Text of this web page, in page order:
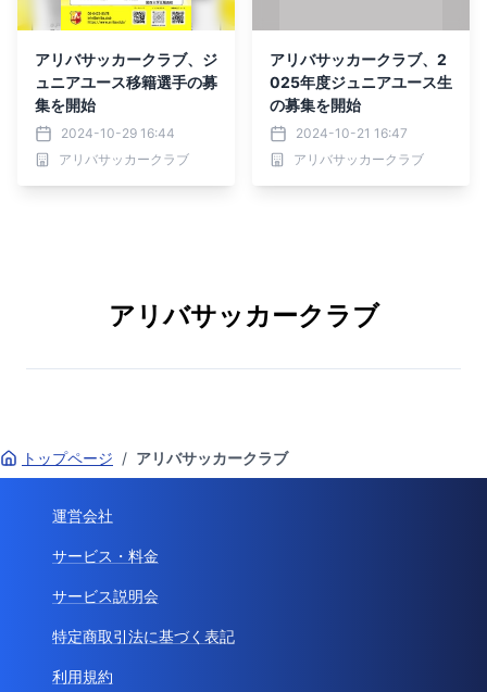
アリバサッカークラブ、ジ
ュニアユース移籍選手の募
集を開始
2024-10-29 16:44
アリバサッカークラブ
アリバサッカークラブ、2
025年度ジュニアユース生
の募集を開始
2024-10-21 16:47
アリバサッカークラブ
アリバサッカークラブ
トップページ / アリバサッカークラブ
運営会社
サービス・料金
サービス説明会
特定商取引法に基づく表記
利用規約